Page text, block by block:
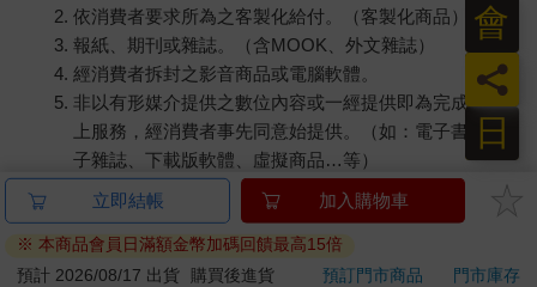
依消費者要求所為之客製化給付。（客製化商品）
報紙、期刊或雜誌。（含MOOK、外文雜誌）
經消費者拆封之影音商品或電腦軟體。
非以有形媒介提供之數位內容或一經提供即為完成之線
上服務，經消費者事先同意始提供。（如：電子書、電
子雜誌、下載版軟體、虛擬商品…等）
已拆封之個人衛生用品。（如：內衣褲、刮鬍刀、除毛
若非上列種類商品，均享有到貨7天的猶豫期（含例假
日）。
立即結帳 加入購物車
※ 本商品會員日滿額金幣加碼回饋最高15倍
預計 2026/08/17 出貨
購買後進貨 預訂門市商品
門市庫存
日
員
會